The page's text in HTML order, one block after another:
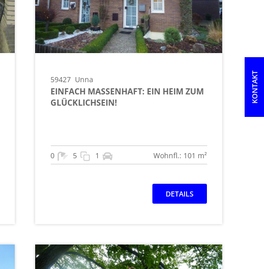
KONTAKT
59427 Unna
EINFACH MASSENHAFT: EIN HEIM ZUM
GLÜCKLICHSEIN!
0 5 1 Wohnfl.: 101 m²
DETAILS